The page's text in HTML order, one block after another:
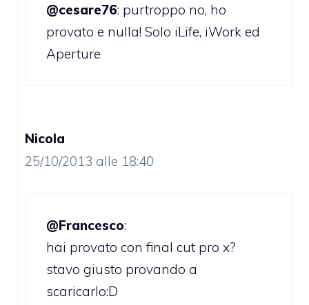
@cesare76: purtroppo no, ho
provato e nulla! Solo iLife, iWork ed
Aperture
Nicola
25/10/2013 alle 18:40
@Francesco:
hai provato con final cut pro x?
stavo giusto provando a
scaricarlo:D